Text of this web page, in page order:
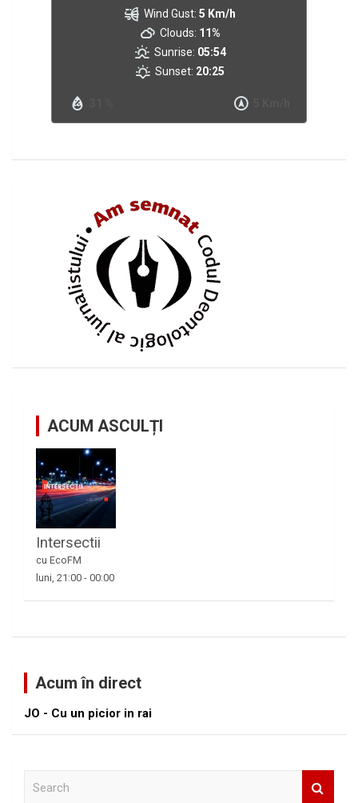
Wind Gust: 5 Km/h
Clouds: 11%
Sunrise: 05:54
Sunset: 20:25
ACUM ASCULȚI
Intersectii
cu EcoFM
luni, 21:00 - 00:00
Acum în direct
JO - Cu un picior in rai